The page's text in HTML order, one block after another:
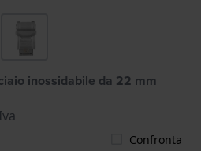
inossidabile da 22 mm
Confronta